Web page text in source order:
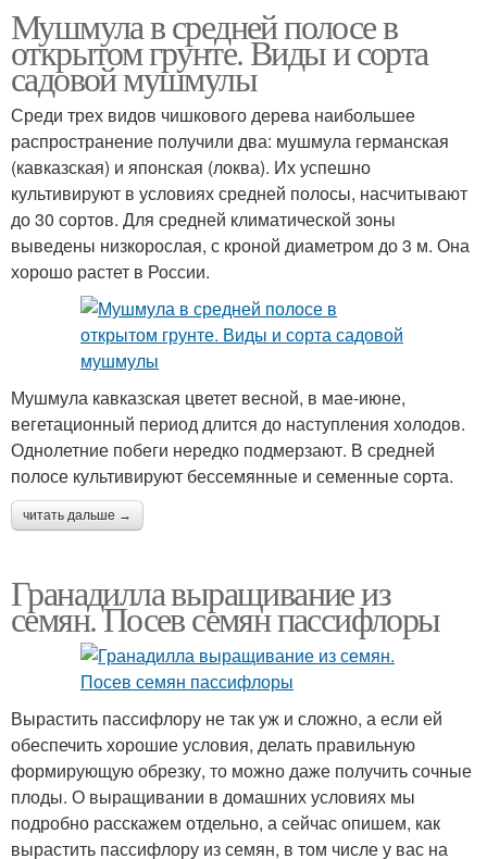
Мушмула в средней полосе в
открытом грунте. Виды и сорта
садовой мушмулы
Среди трех видов чишкового дерева наибольшее
распространение получили два: мушмула германская
(кавказская) и японская (локва). Их успешно
культивируют в условиях средней полосы, насчитывают
до 30 сортов. Для средней климатической зоны
выведены низкорослая, с кроной диаметром до 3 м. Она
хорошо растет в России.
Мушмула кавказская цветет весной, в мае-июне,
вегетационный период длится до наступления холодов.
Однолетние побеги нередко подмерзают. В средней
полосе культивируют бессемянные и семенные сорта.
читать дальше →
Гранадилла выращивание из
семян. Посев семян пассифлоры
Вырастить пассифлору не так уж и сложно, а если ей
обеспечить хорошие условия, делать правильную
формирующую обрезку, то можно даже получить сочные
плоды. О выращивании в домашних условиях мы
подробно расскажем отдельно, а сейчас опишем, как
вырастить пассифлору из семян, в том числе у вас на